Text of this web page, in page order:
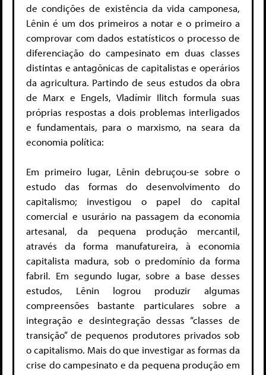
de condições de existência da vida camponesa,
Lênin é um dos primeiros a notar e o primeiro a
comprovar com dados estatísticos o processo de
diferenciação do campesinato em duas classes
distintas e antagônicas de capitalistas e operários
da agricultura. Partindo de seus estudos da obra
de Marx e Engels, Vladímir Ilitch formula suas
próprias respostas a dois problemas interligados
e fundamentais, para o marxismo, na seara da
economia política:
Em primeiro lugar, Lênin debruçou-se sobre o
estudo das formas do desenvolvimento do
capitalismo; investigou o papel do capital
comercial e usurário na passagem da economia
artesanal, da pequena produção mercantil,
através da forma manufatureira, à economia
capitalista madura, sob o predomínio da forma
fabril. Em segundo lugar, sobre a base desses
estudos, Lênin logrou produzir algumas
compreensões bastante particulares sobre a
integração e desintegração dessas “classes de
transição” de pequenos produtores privados sob
o capitalismo. Mais do que investigar as formas da
crise do campesinato e da pequena produção em